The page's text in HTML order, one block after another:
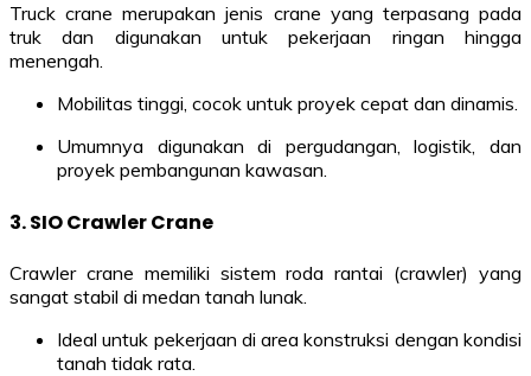
Truck crane merupakan jenis crane yang terpasang pada
truk dan digunakan untuk pekerjaan ringan hingga
menengah.
Mobilitas tinggi, cocok untuk proyek cepat dan dinamis.
Umumnya digunakan di pergudangan, logistik, dan
proyek pembangunan kawasan.
3.SIO Crawler Crane
Crawler crane memiliki sistem roda rantai (crawler) yang
sangat stabil di medan tanah lunak.
Ideal untuk pekerjaan di area konstruksi dengan kondisi
tanah tidak rata.